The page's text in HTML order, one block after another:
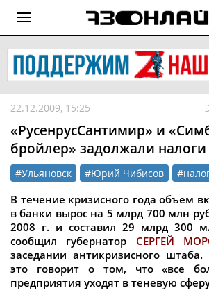
22.12.2009, 15:25
«РусенрусСантимир» и
бройлер» задолжали налоги
#Ульяновск #Юрий Чибисов
В течение кризисного года объем
в банки вырос на 5 млрд 700 млн
2008 г. и составил 29 млрд 300
сообщил губернатор СЕРГЕЙ
заседании антикризисного
это говорит о том, что «все
предприятия уходят в теневую